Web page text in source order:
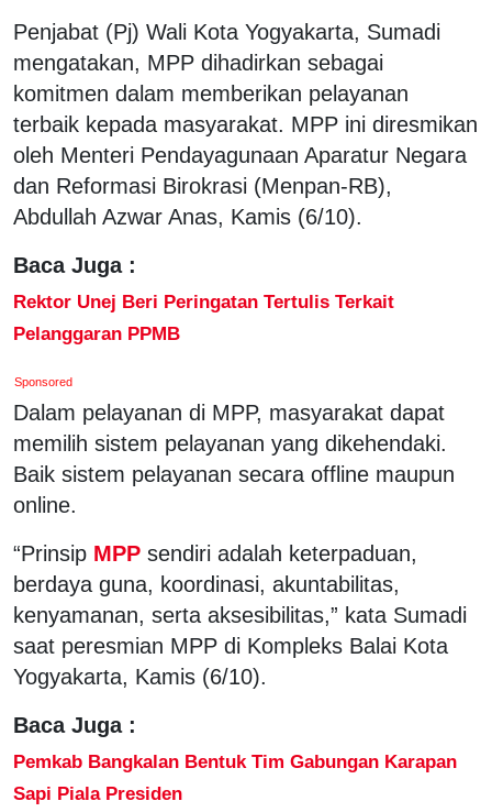
Penjabat (Pj) Wali Kota Yogyakarta, Sumadi
mengatakan, MPP dihadirkan sebagai
komitmen dalam memberikan pelayanan
terbaik kepada masyarakat. MPP ini diresmikan
oleh Menteri Pendayagunaan Aparatur Negara
dan Reformasi Birokrasi (Menpan-RB),
Abdullah Azwar Anas, Kamis (6/10).
Baca Juga :
Rektor Unej Beri Peringatan Tertulis Terkait
Pelanggaran PPMB
Sponsored
Dalam pelayanan di MPP, masyarakat dapat
memilih sistem pelayanan yang dikehendaki.
Baik sistem pelayanan secara offline maupun
online.
“Prinsip MPP sendiri adalah keterpaduan,
berdaya guna, koordinasi, akuntabilitas,
kenyamanan, serta aksesibilitas,” kata Sumadi
saat peresmian MPP di Kompleks Balai Kota
Yogyakarta, Kamis (6/10).
Baca Juga :
Pemkab Bangkalan Bentuk Tim Gabungan Karapan
Sapi Piala Presiden